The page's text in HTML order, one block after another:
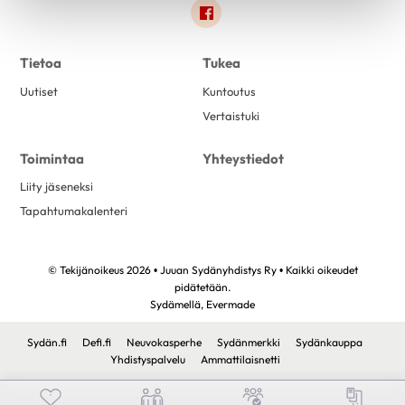
Link to facebook
Tietoa
Uutiset
Tukea
Kuntoutus
Vertaistuki
Toimintaa
Liity jäseneksi
Tapahtumakalenteri
Yhteystiedot
© Tekijänoikeus 2026 • Juuan Sydänyhdistys Ry • Kaikki oikeudet
pidätetään.
Sydämellä, Evermade
Sydän.fi Defi.fi Neuvokasperhe Sydänmerkki
Sydänkauppa
Yhdistyspalvelu
Ammattilaisnetti